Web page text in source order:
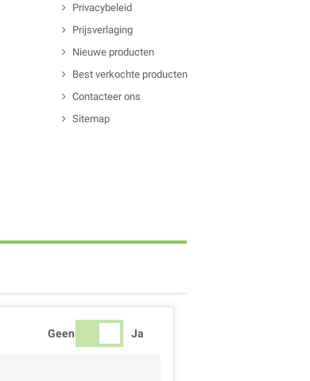
Privacybeleid
Prijsverlaging
Nieuwe producten
Best verkochte producten
Contacteer ons
Sitemap
Geen Ja